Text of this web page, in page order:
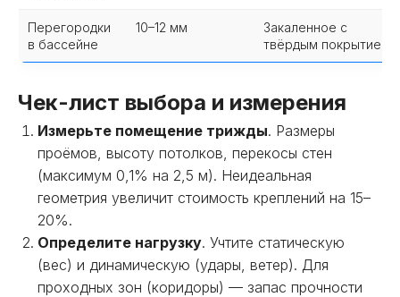
Перегородки
в бассейне
10–12 мм
Закаленное с
твёрдым покрытием
Чек-лист выбора и измерения
Измерьте помещение трижды. Размеры
проёмов, высоту потолков, перекосы стен
(максимум 0,1% на 2,5 м). Неидеальная
геометрия увеличит стоимость креплений на 15–
20%.
Определите нагрузку. Учтите статическую
(вес) и динамическую (удары, ветер). Для
проходных зон (коридоры) — запас прочности